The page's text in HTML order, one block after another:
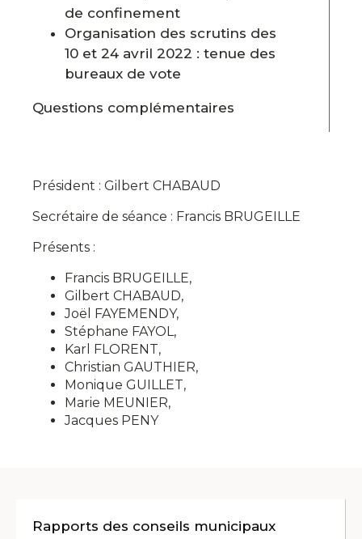
de confinement
Organisation des scrutins des
10 et 24 avril 2022 : tenue des
bureaux de vote
Questions complémentaires
Président : Gilbert CHABAUD
Secrétaire de séance : Francis BRUGEILLE
Présents :
Francis BRUGEILLE,
Gilbert CHABAUD,
Joël FAYEMENDY,
Stéphane FAYOL,
Karl FLORENT,
Christian GAUTHIER,
Monique GUILLET,
Marie MEUNIER,
Jacques PENY
Rapports des conseils municipaux